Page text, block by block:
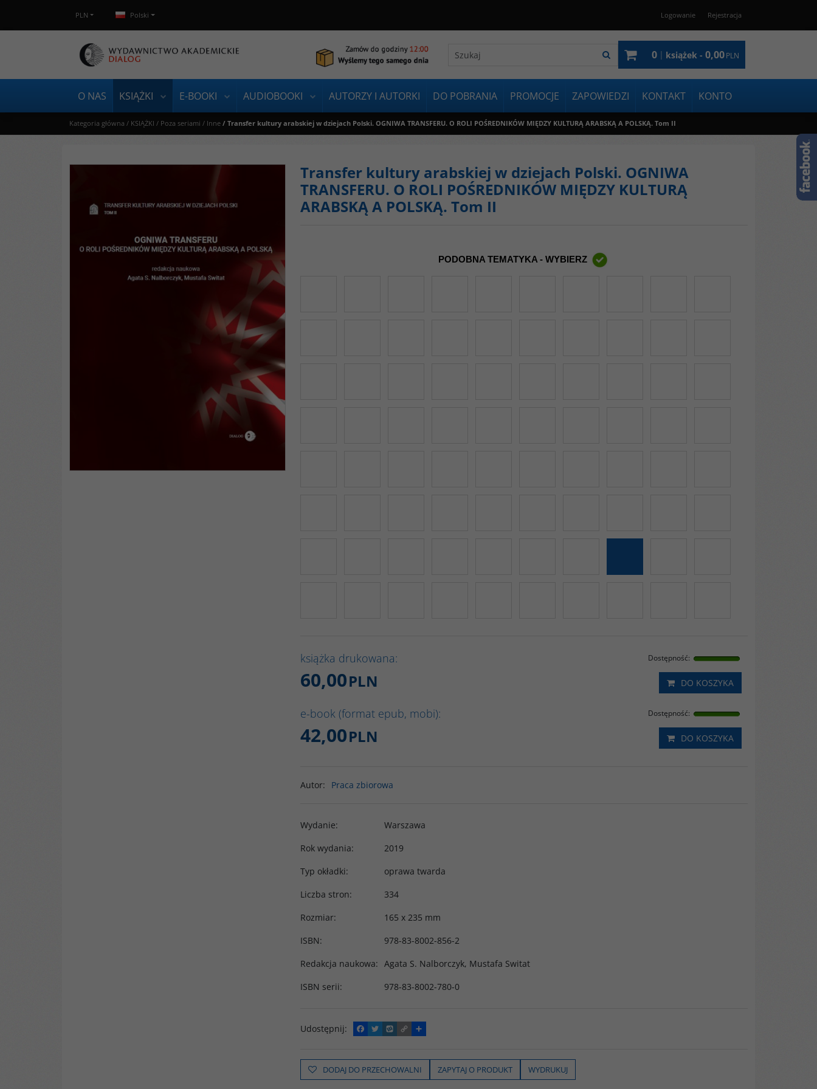
PLN Polski Logowanie Rejestracja
0 | książek - 0,00PLN
O NAS KSIĄŻKI E-BOOKI AUDIOBOOKI AUTORZY I AUTORKI DO POBRANIA PROMOCJE ZAPOWIEDZI KONTAKT KONTO
Kategoria główna / KSIĄŻKI / Poza seriami / Inne / Transfer kultury arabskiej w dziejach Polski. OGNIWA TRANSFERU. O ROLI POŚREDNIKÓW MIĘDZY KULTURĄ ARABSKĄ A POLSKĄ. Tom II
Transfer kultury arabskiej w dziejach Polski. OGNIWA
TRANSFERU. O ROLI POŚREDNIKÓW MIĘDZY KULTURĄ
ARABSKĄ A POLSKĄ. Tom II
PODOBNA TEMATYKA - WYBIERZ
książka drukowana: Dostępność:
60,00PLN DO KOSZYKA
e-book (format epub, mobi): Dostępność:
42,00PLN DO KOSZYKA
Autor: Praca zbiorowa
Wydanie:
Warszawa
Rok wydania:
2019
Typ okładki:
oprawa twarda
Liczba stron:
334
Rozmiar:
165 x 235 mm
ISBN:
978-83-8002-856-2
Redakcja naukowa: Agata S. Nalborczyk, Mustafa Switat
ISBN serii: 978-83-8002-780-0
Udostępnij:
F
a
e
b
o
T
w
t
t
e
W
y
o
p
C
o
y
L
i
P
o
z
i
e
DODAJ DO PRZECHOWALNI ZAPYTAJ O PRODUKT WYDRUKUJ